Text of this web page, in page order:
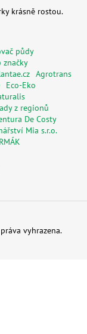
krásně rostou.
půdy
značky
Agrotrans
Eco-Eko
z regionů
De Costy
Mia s.r.o.
vyhrazena.